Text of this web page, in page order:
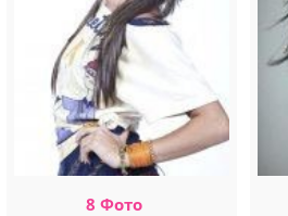
8 Фото